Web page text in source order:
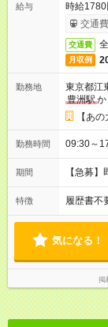
給与
時給
交通
交通費
月収例
勤務地
東京都江
豊洲駅
【あ
勤務時間 09:30～
期間 【急募
特徴 履歴書不
気になる！
掲